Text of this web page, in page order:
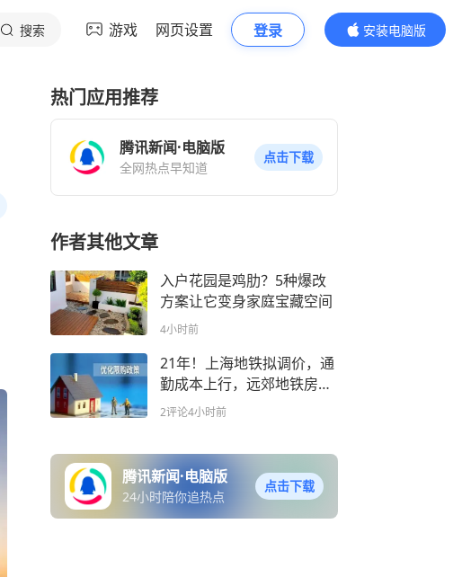
搜索 游戏 网页设置 登录
安装电脑版
内容更精彩
热门应用推荐
腾讯新闻·电脑版
全网热点早知道
点击下载
作者其他文章
入户花园是鸡肋？5种爆改
方案让它变身家庭宝藏空间
4小时前
21年！上海地铁拟调价，通
勤成本上行，远郊地铁房逻
辑迎来重估
2评论4小时前
腾讯新闻·电脑版
24小时陪你追热点
点击下载